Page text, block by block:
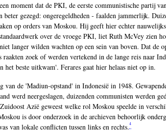
moment dat de PKI, de eerste communistische partij
beter gezegd: ongeregeldheden - faalden jammerlijk.
op orders van Moskou. Hij geeft hier echter
over de vroege PKI, liet Ruth McVey zien
langer wilden wachten op een sein van boven. Dat
zoek of werden vertekend in de lange reis naar
beste uitkwam'. Ferares gaat hier helaas niet op in.
van de 'Madiun-opstand' in Indonesië in 1948.
werd neergeslagen, duizenden communisten werden
Azië geweest welke rol Moskou speelde in
is door onderzoek in de archieven behoorlijk
van lokale conflicten tussen links en rechts.4